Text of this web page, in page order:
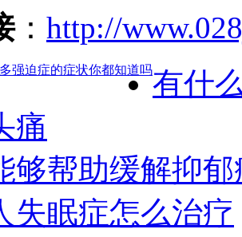
： http://
强迫症的症状你都知道吗有什
痛
够帮助缓解抑郁
失眠症怎么治疗